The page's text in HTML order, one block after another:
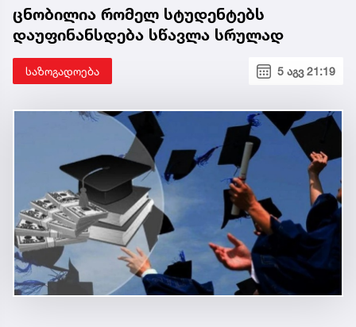
ცნობილია რომელ სტუდენტებს
დაუფინანსდება სწავლა სრულად
საზოგადოება 5 აგვ 21:19